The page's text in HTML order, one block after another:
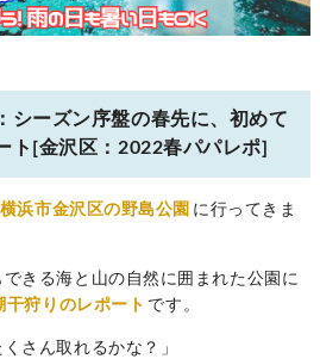
シーズン序盤の春先に、初めて
ト[金沢区：2022春パパレポ]
横浜市金沢区の野島公園 に行ってきま
きる海と山の自然に囲まれた公園に
干狩りのレポート です。
さん取れるかな？」